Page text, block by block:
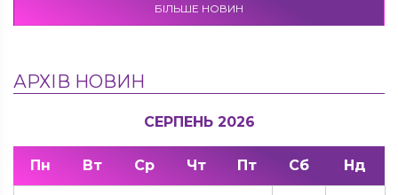
БІЛЬШЕ НОВИН
АРХІВ НОВИН
СЕРПЕНЬ 2026
Пн Вт Ср Чт Пт Сб Нд